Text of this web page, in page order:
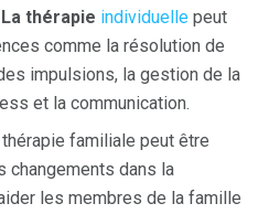
thérapie individuelle peut
comme la résolution de
impulsions, la gestion de la
et la communication.
thérapie familiale peut être
changements dans la
les membres de la famille